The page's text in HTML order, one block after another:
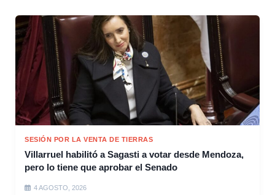
SESIÓN POR LA VENTA DE TIERRAS
Villarruel habilitó a Sagasti a votar desde Mendoza,
pero lo tiene que aprobar el Senado
4 AGOSTO, 2026